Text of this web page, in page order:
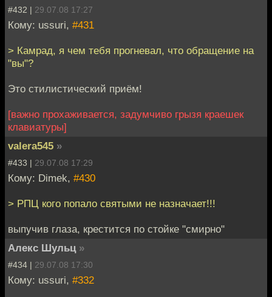
#432 | 29.07.08 17:27
Кому: ussuri, #431
> Камрад, я чем тебя прогневал, что обращение на
"вы"?
Это стилистический приём!
[важно прохаживается, задумчиво грызя краешек
клавиатуры]
valera545 »
#433 | 29.07.08 17:29
Кому: Dimek, #430
> РПЦ кого попало святыми не назначает!!!
выпучив глаза, крестится по стойке "смирно"
Алекс Шульц »
#434 | 29.07.08 17:30
Кому: ussuri, #332